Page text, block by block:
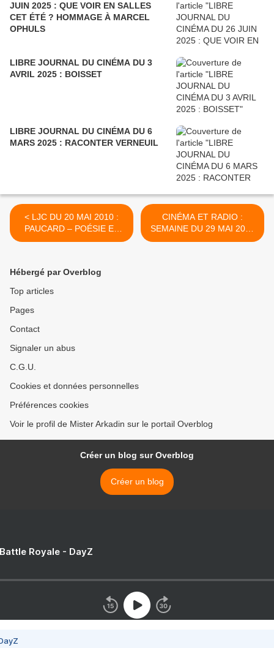
JUIN 2025 : QUE VOIR EN SALLES
CET ÉTÉ ? HOMMAGE À MARCEL
OPHULS
LIBRE JOURNAL DU CINÉMA DU 3
AVRIL 2025 : BOISSET
LIBRE JOURNAL DU CINÉMA DU 6
MARS 2025 : RACONTER VERNEUIL
< LJC DU 20 MAI 2010 :
PAUCARD – POÉSIE ET
CINÉMA
CINÉMA ET RADIO :
SEMAINE DU 29 MAI 2010
>
Hébergé par Overblog
Top articles
Pages
Contact
Signaler un abus
C.G.U.
Cookies et données personnelles
Préférences cookies
Voir le profil de Mister Arkadin sur le portail Overblog
Créer un blog sur Overblog
Créer un blog
Royale - DayZ